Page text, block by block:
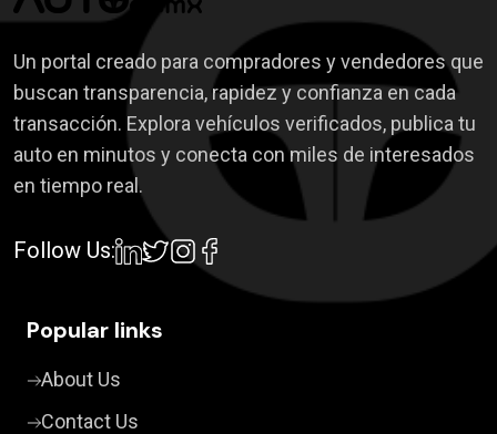
Un portal creado para compradores y vendedores que
buscan transparencia, rapidez y confianza en cada
transacción. Explora vehículos verificados, publica tu
auto en minutos y conecta con miles de interesados
en tiempo real.
Follow Us:
Popular links
About Us
Contact Us